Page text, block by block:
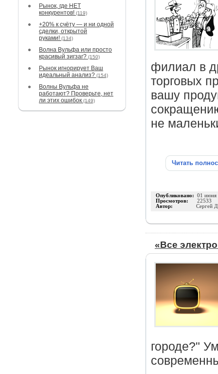
Рынок, где НЕТ
конкурентов! (119)
+20% к счёту — и ни одной
сделки, открытой
руками! (134)
Волна Вульфа или просто
красивый зигзаг? (150)
Рынок игнорирует Ваш
идеальный анализ? (154)
Волны Вульфа не
работают? Проверьте, нет
ли этих ошибок (149)
филиал в
торговых
вашу
не
Читать
Опубликовано: 01 июня
Просмотров: 22533
Автор: Сергей
«Все
городе?"